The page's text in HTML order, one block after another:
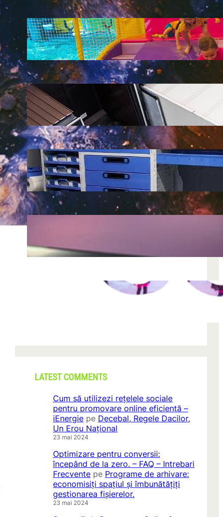
LATEST POSTS
Soluții pentru părinții care vor să își vadă
copiii explorând în loc să stea pe
telefoane
iul. 25, 2026
Ce soluție de urmărire GPS este
recomandată pentru transport marfă
iul. 2, 2026
Atelier mobil: cum transformi o dubă
obișnuită într-un spațiu de lucru care
chiar funcționează
iun. 24, 2026
iun. 23, 2026
CONI FEST 2026 – o editie record prin
LATEST COMMENTS
Cum să utilizezi rețelele sociale
pentru promovare online eficientă –
iEnergie pe Decebal, Regele Dacilor,
Un Erou Național
23 mai 2024
Optimizare pentru conversii:
începând de la zero. – FAQ – Intrebari
Frecvente pe Programe de arhivare:
economisiți spațiul și îmbunătățiți
gestionarea fișierelor.
23 mai 2024